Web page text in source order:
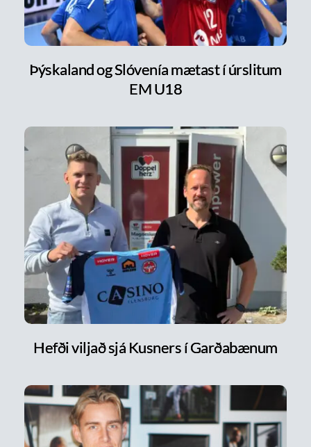
Þýskaland og Slóvenía mætast í úrslitum
EM U18
Hefði viljað sjá Kusners í Garðabænum